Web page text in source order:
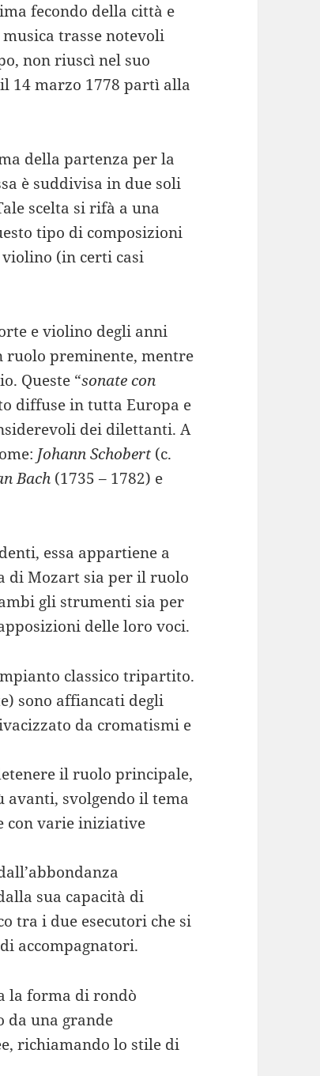
fecondo della città e
trasse notevoli
non riuscì nel suo
14 marzo 1778 partì alla
della partenza per la
è suddivisa in due soli
scelta si rifà a una
tipo di composizioni
(in certi casi
e violino degli anni
ruolo preminente, mentre
Queste “sonate con
diffuse in tutta Europa e
dei dilettanti. A
Johann Schobert (c.
Bach (1735 – 1782) e
essa appartiene a
di Mozart sia per il ruolo
gli strumenti sia per
delle loro voci.
classico tripartito.
sono affiancati degli
da cromatismi e
il ruolo principale,
svolgendo il tema
con varie iniziative
sua capacità di
tra i due esecutori che si
accompagnatori.
la forma di rondò
da una grande
richiamando lo stile di